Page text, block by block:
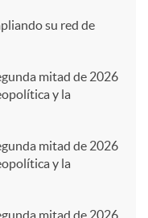
su red de
mitad de 2026
y la
mitad de 2026
y la
mitad de 2026